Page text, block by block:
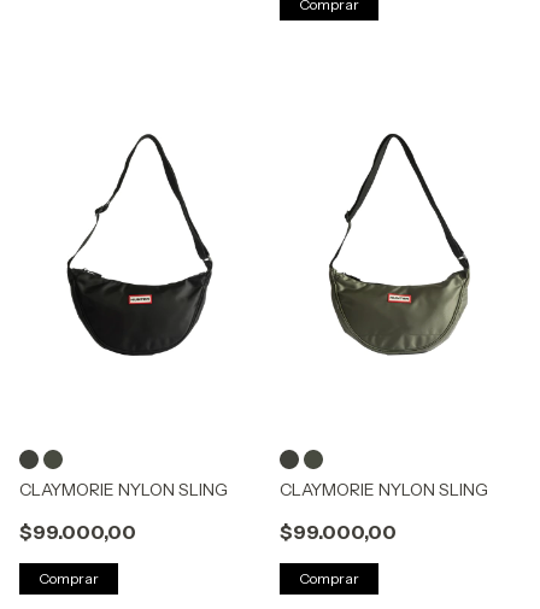
Comprar
CLAYMORIE NYLON SLING
$99.000,00
Comprar
CLAYMORIE NYLON SLING
$99.000,00
Comprar